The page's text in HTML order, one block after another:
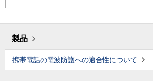
製品
携帯電話の電波防護への適合性について